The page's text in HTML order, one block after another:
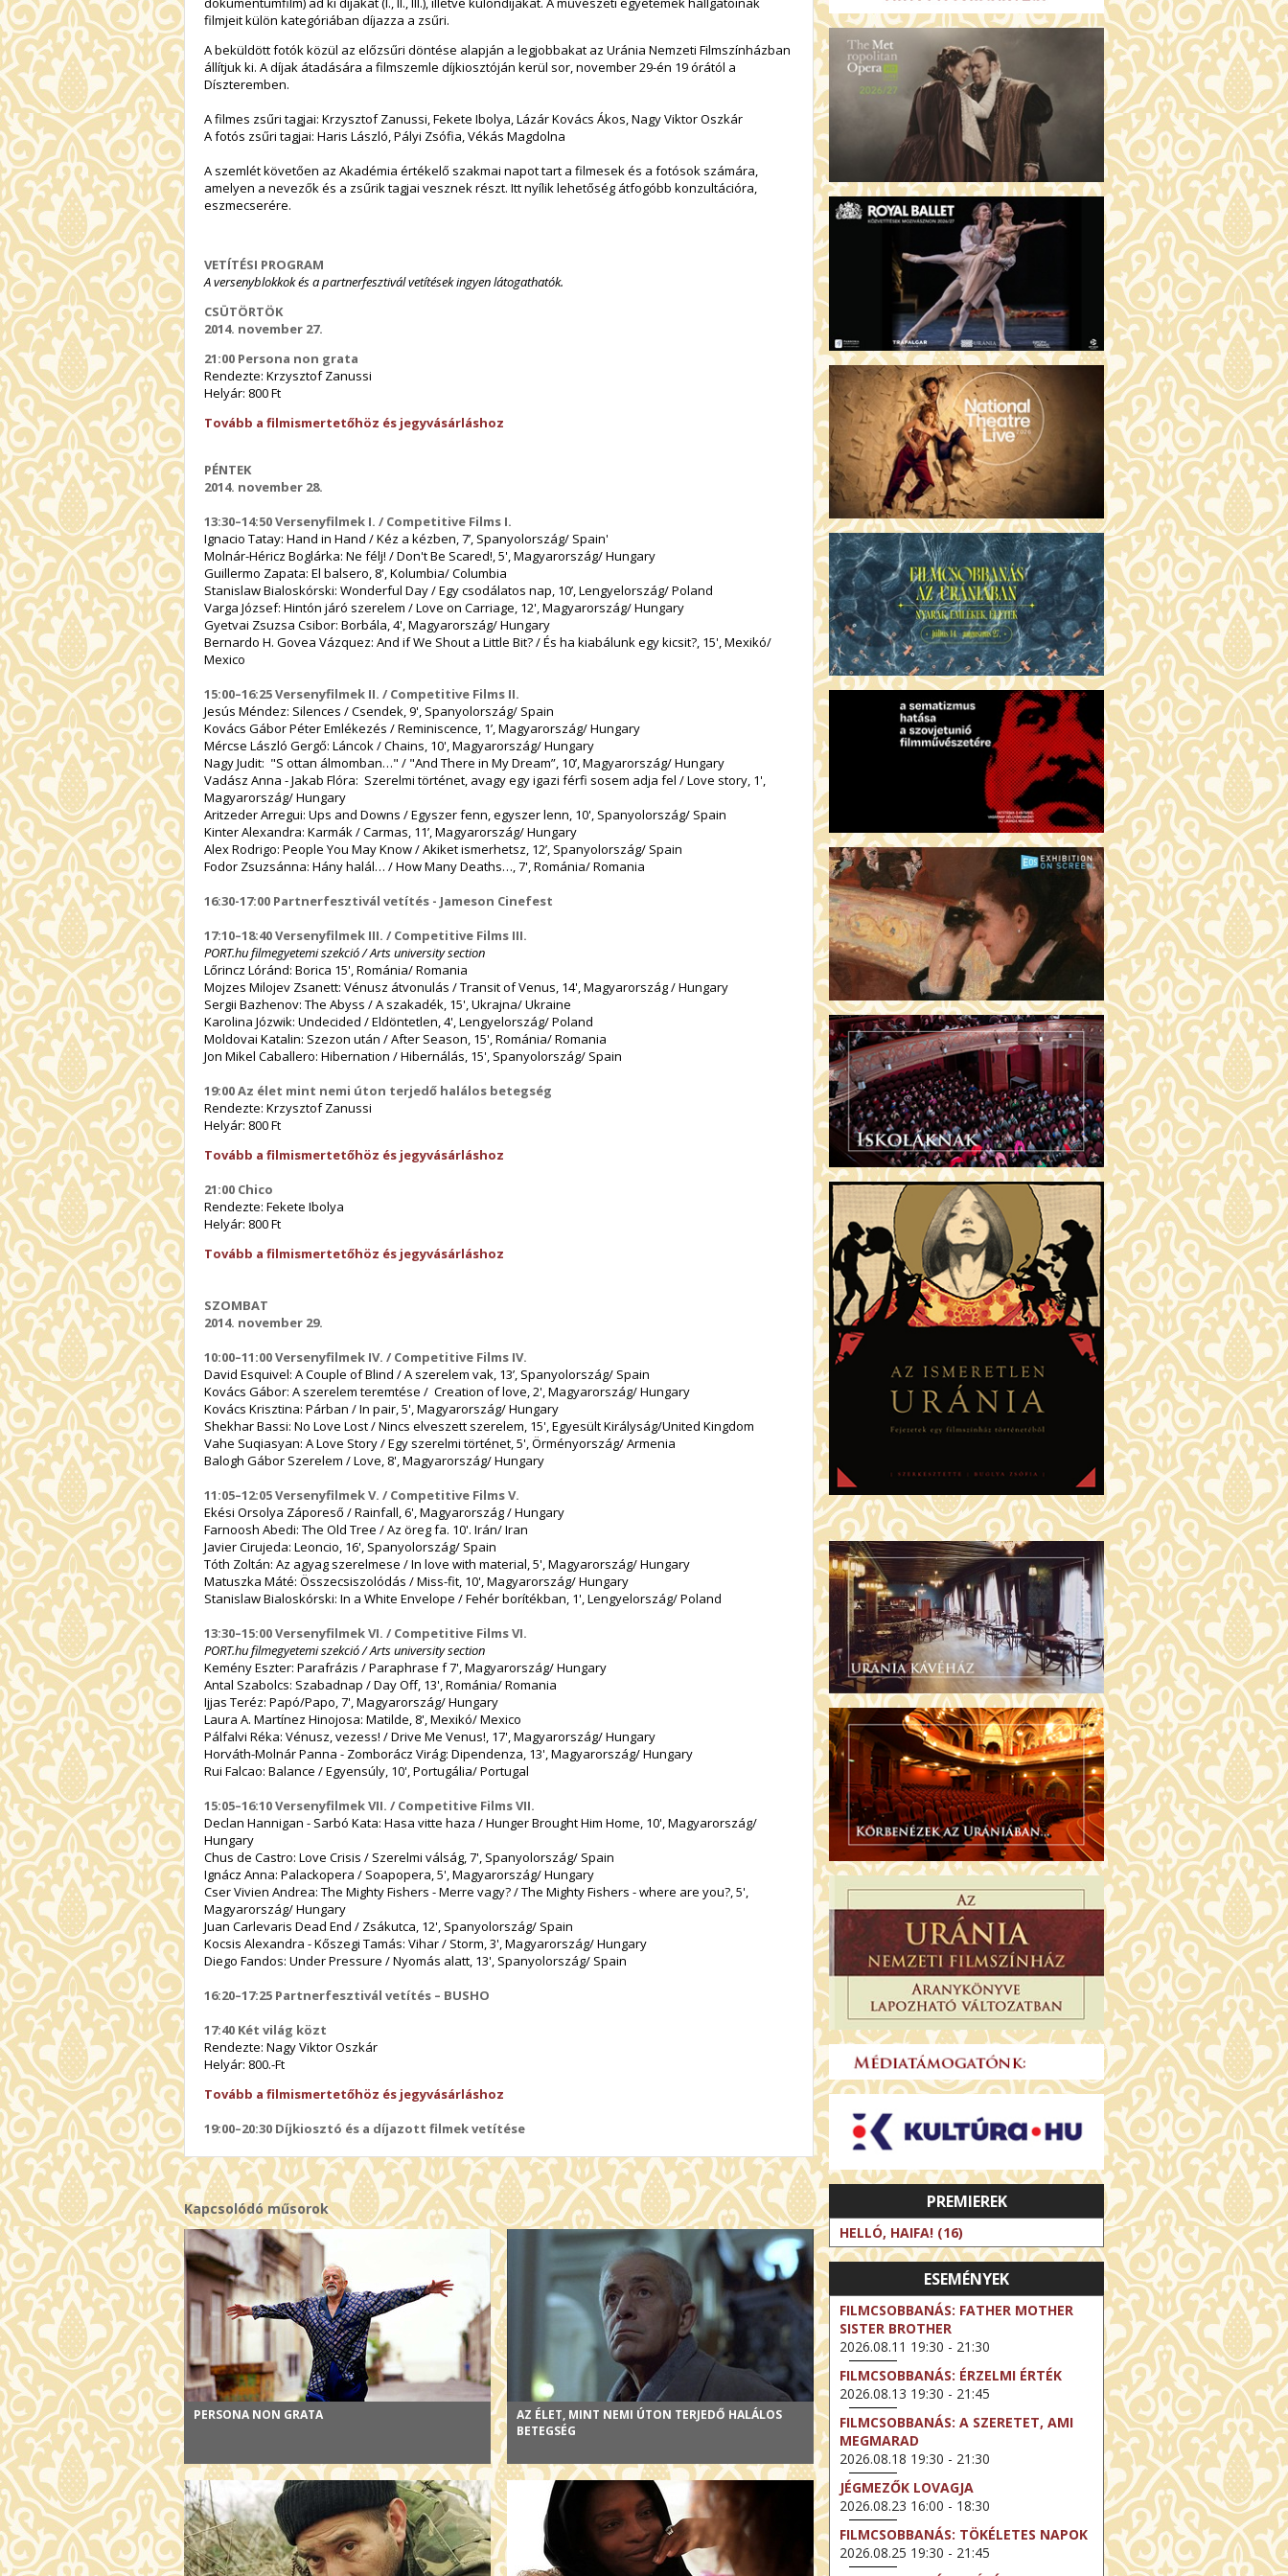
filmjeit külön kategóriában díjazza a zsűri.
A beküldött fotók közül az előzsűri döntése alapján a legjobbakat az Uránia Nemzeti Filmszínházban
állítjuk ki. A díjak átadására a filmszemle díjkiosztóján kerül sor, november 29-én 19 órától a
Díszteremben.
A filmes zsűri tagjai: Krzysztof Zanussi, Fekete Ibolya, Lázár Kovács Ákos, Nagy Viktor Oszkár
A fotós zsűri tagjai: Haris László, Pályi Zsófia, Vékás Magdolna
A szemlét követően az Akadémia értékelő szakmai napot tart a filmesek és a fotósok számára,
amelyen a nevezők és a zsűrik tagjai vesznek részt. Itt nyílik lehetőség átfogóbb konzultációra,
eszmecserére.
VETÍTÉSI PROGRAM
A versenyblokkok és a partnerfesztivál vetítések ingyen látogathatók.
CSÜTÖRTÖK
2014. november 27.
21:00 Persona non grata
Rendezte: Krzysztof Zanussi
Helyár: 800 Ft
Tovább a filmismertetőhöz és jegyvásárláshoz
PÉNTEK
2014. november 28.
13:30–14:50 Versenyfilmek I. / Competitive Films I.
Ignacio Tatay: Hand in Hand / Kéz a kézben, 7’, Spanyolország/ Spain'
Molnár-Héricz Boglárka: Ne félj! / Don't Be Scared!, 5', Magyarország/ Hungary
Guillermo Zapata: El balsero, 8', Kolumbia/ Columbia
Stanislaw Bialoskórski: Wonderful Day / Egy csodálatos nap, 10’, Lengyelország/ Poland
Varga József: Hintón járó szerelem / Love on Carriage, 12', Magyarország/ Hungary
Gyetvai Zsuzsa Csibor: Borbála, 4', Magyarország/ Hungary
Bernardo H. Govea Vázquez: And if We Shout a Little Bit? / És ha kiabálunk egy kicsit?, 15', Mexikó/
Mexico
15:00–16:25 Versenyfilmek II. / Competitive Films II.
Jesús Méndez: Silences / Csendek, 9', Spanyolország/ Spain
Kovács Gábor Péter Emlékezés / Reminiscence, 1’, Magyarország/ Hungary
Mércse László Gergő: Láncok / Chains, 10', Magyarország/ Hungary
Nagy Judit: "S ottan álmomban…" / "And There in My Dream”, 10’, Magyarország/ Hungary
Vadász Anna - Jakab Flóra: Szerelmi történet, avagy egy igazi férfi sosem adja fel / Love story, 1',
Magyarország/ Hungary
Aritzeder Arregui: Ups and Downs / Egyszer fenn, egyszer lenn, 10', Spanyolország/ Spain
Kinter Alexandra: Karmák / Carmas, 11’, Magyarország/ Hungary
Alex Rodrigo: People You May Know / Akiket ismerhetsz, 12’, Spanyolország/ Spain
Fodor Zsuzsánna: Hány halál… / How Many Deaths…, 7', Románia/ Romania
16:30-17:00 Partnerfesztivál vetítés - Jameson Cinefest
17:10–18:40 Versenyfilmek III. / Competitive Films III.
PORT.hu filmegyetemi szekció / Arts university section
Lőrincz Lóránd: Borica 15', Románia/ Romania
Mojzes Milojev Zsanett: Vénusz átvonulás / Transit of Venus, 14', Magyarország / Hungary
Sergii Bazhenov: The Abyss / A szakadék, 15', Ukrajna/ Ukraine
Karolina Józwik: Undecided / Eldöntetlen, 4', Lengyelország/ Poland
Moldovai Katalin: Szezon után / After Season, 15', Románia/ Romania
Jon Mikel Caballero: Hibernation / Hibernálás, 15', Spanyolország/ Spain
19:00 Az élet mint nemi úton terjedő halálos betegség
Rendezte: Krzysztof Zanussi
Helyár: 800 Ft
Tovább a filmismertetőhöz és jegyvásárláshoz
21:00 Chico
Rendezte: Fekete Ibolya
Helyár: 800 Ft
Tovább a filmismertetőhöz és jegyvásárláshoz
SZOMBAT
2014. november 29.
10:00–11:00 Versenyfilmek IV. / Competitive Films IV.
David Esquivel: A Couple of Blind / A szerelem vak, 13’, Spanyolország/ Spain
Kovács Gábor: A szerelem teremtése / Creation of love, 2', Magyarország/ Hungary
Kovács Krisztina: Párban / In pair, 5', Magyarország/ Hungary
Shekhar Bassi: No Love Lost / Nincs elveszett szerelem, 15', Egyesült Királyság/United Kingdom
Vahe Suqiasyan: A Love Story / Egy szerelmi történet, 5', Örményország/ Armenia
Balogh Gábor Szerelem / Love, 8', Magyarország/ Hungary
11:05–12:05 Versenyfilmek V. / Competitive Films V.
Ekési Orsolya Záporeső / Rainfall, 6', Magyarország / Hungary
Farnoosh Abedi: The Old Tree / Az öreg fa. 10'. Irán/ Iran
Javier Cirujeda: Leoncio, 16', Spanyolország/ Spain
Tóth Zoltán: Az agyag szerelmese / In love with material, 5', Magyarország/ Hungary
Matuszka Máté: Összecsiszolódás / Miss-fit, 10', Magyarország/ Hungary
Stanislaw Bialoskórski: In a White Envelope / Fehér borítékban, 1', Lengyelország/ Poland
13:30–15:00 Versenyfilmek VI. / Competitive Films VI.
PORT.hu filmegyetemi szekció / Arts university section
Kemény Eszter: Parafrázis / Paraphrase f 7', Magyarország/ Hungary
Antal Szabolcs: Szabadnap / Day Off, 13', Románia/ Romania
Ijjas Teréz: Papó/Papo, 7', Magyarország/ Hungary
Laura A. Martínez Hinojosa: Matilde, 8', Mexikó/ Mexico
Pálfalvi Réka: Vénusz, vezess! / Drive Me Venus!, 17', Magyarország/ Hungary
Horváth-Molnár Panna - Zomborácz Virág: Dipendenza, 13', Magyarország/ Hungary
Rui Falcao: Balance / Egyensúly, 10', Portugália/ Portugal
15:05–16:10 Versenyfilmek VII. / Competitive Films VII.
Declan Hannigan - Sarbó Kata: Hasa vitte haza / Hunger Brought Him Home, 10', Magyarország/
Hungary
Chus de Castro: Love Crisis / Szerelmi válság, 7', Spanyolország/ Spain
Ignácz Anna: Palackopera / Soapopera, 5', Magyarország/ Hungary
Cser Vivien Andrea: The Mighty Fishers - Merre vagy? / The Mighty Fishers - where are you?, 5',
Magyarország/ Hungary
Juan Carlevaris Dead End / Zsákutca, 12', Spanyolország/ Spain
Kocsis Alexandra - Kőszegi Tamás: Vihar / Storm, 3', Magyarország/ Hungary
Diego Fandos: Under Pressure / Nyomás alatt, 13', Spanyolország/ Spain
16:20–17:25 Partnerfesztivál vetítés – BUSHO
17:40 Két világ közt
Rendezte: Nagy Viktor Oszkár
Helyár: 800.-Ft
Tovább a filmismertetőhöz és jegyvásárláshoz
19:00–20:30 Díjkiosztó és a díjazott filmek vetítése
Kapcsolódó műsorok
PERSONA NON GRATA
AZ ÉLET, MINT NEMI ÚTON TERJEDŐ HALÁLOS
BETEGSÉG
PREMIEREK
HELLÓ, HAIFA! (16)
ESEMÉNYEK
FILMCSOBBANÁS: FATHER MOTHER
SISTER BROTHER
2026.08.11 19:30 - 21:30
FILMCSOBBANÁS: ÉRZELMI ÉRTÉK
2026.08.13 19:30 - 21:45
FILMCSOBBANÁS: A SZERETET, AMI
MEGMARAD
2026.08.18 19:30 - 21:30
JÉGMEZŐK LOVAGJA
2026.08.23 16:00 - 18:30
FILMCSOBBANÁS: TÖKÉLETES NAPOK
2026.08.25 19:30 - 21:45